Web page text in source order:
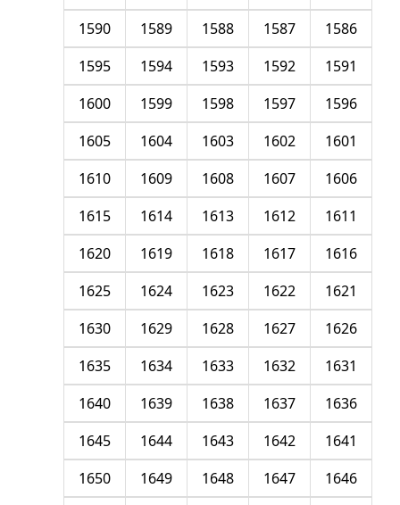
1586
1587
1588
1589
1590
1591
1592
1593
1594
1595
1596
1597
1598
1599
1600
1601
1602
1603
1604
1605
1606
1607
1608
1609
1610
1611
1612
1613
1614
1615
1616
1617
1618
1619
1620
1621
1622
1623
1624
1625
1626
1627
1628
1629
1630
1631
1632
1633
1634
1635
1636
1637
1638
1639
1640
1641
1642
1643
1644
1645
1646
1647
1648
1649
1650